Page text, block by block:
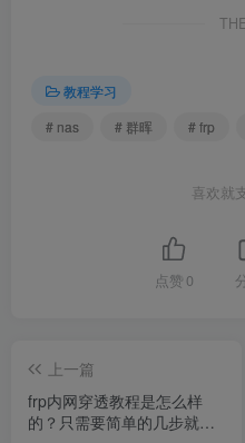
教程学习
# nas
# 群晖 # frp
喜欢就
点赞 0
上一篇
frp内网穿透教程是怎么样
的？只需要简单的几步就可